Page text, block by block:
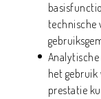
technische
het gebruik
prestatie